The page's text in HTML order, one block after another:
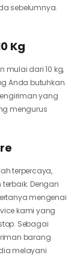
sebelumnya.
Kg
mulai dari 10 kg,
Anda butuhkan.
yang
mengurus
terpercaya,
Dengan
mengenai
kami yang
Sebagai
barang
melayani